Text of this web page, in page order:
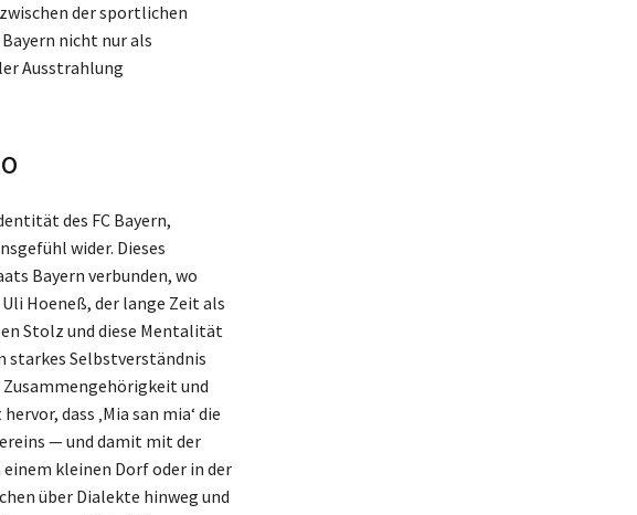
der sportlichen
nicht nur als
Ausstrahlung
des FC Bayern,
wider. Dieses
Bayern verbunden, wo
Hoeneß, der lange Zeit als
Stolz und diese Mentalität
Selbstverständnis
Zusammengehörigkeit und
dass ‚Mia san mia‘ die
— und damit mit der
kleinen Dorf oder in der
über Dialekte hinweg und